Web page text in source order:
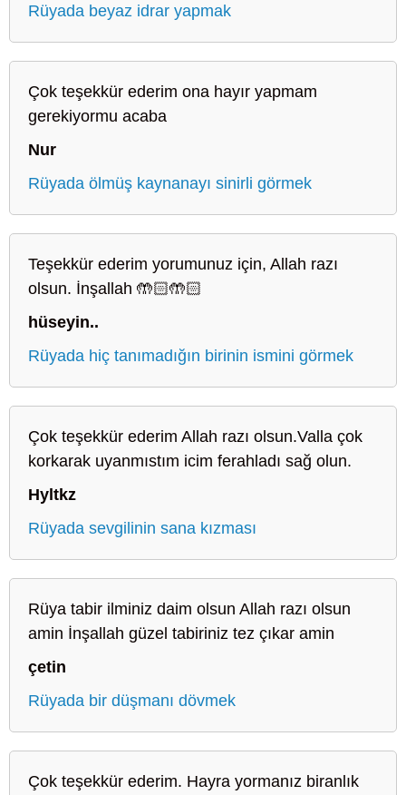
Rüyada beyaz idrar yapmak
Çok teşekkür ederim ona hayır yapmam
gerekiyormu acaba
Nur
Rüyada ölmüş kaynanayı sinirli görmek
Teşekkür ederim yorumunuz için, Allah razı
olsun. İnşallah 🤲🏻🤲🏻
hüseyin..
Rüyada hiç tanımadığın birinin ismini görmek
Çok teşekkür ederim Allah razı olsun.Valla çok
korkarak uyanmıstım icim ferahladı sağ olun.
Hyltkz
Rüyada sevgilinin sana kızması
Rüya tabir ilminiz daim olsun Allah razı olsun
amin İnşallah güzel tabiriniz tez çıkar amin
çetin
Rüyada bir düşmanı dövmek
Çok teşekkür ederim. Hayra yormanız biranlık